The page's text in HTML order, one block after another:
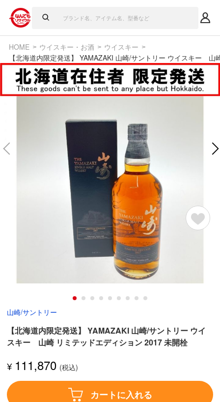
HOME ウイスキー・お酒
ウイスキー
【北海道内限定発送】 YAMAZAKI 山崎/サントリー ウイスキー
山崎/サントリー
【北海道内限定発送】 YAMAZAKI 山崎/サントリー ウイ
スキー 山崎 リミテッドエディション 2017 未開栓
¥ 111,870
カートに入れる